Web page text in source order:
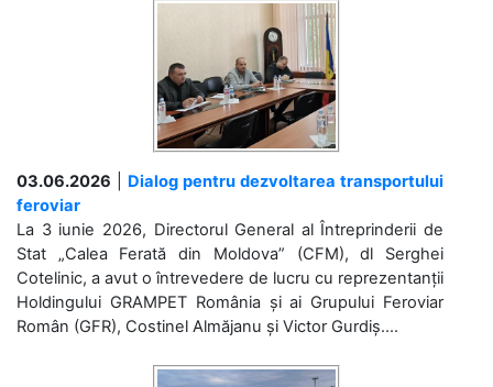
03.06.2026
Dialog pentru dezvoltarea transportului
feroviar
La 3 iunie 2026, Directorul General al Întreprinderii de
Stat „Calea Ferată din Moldova” (CFM), dl Serghei
Cotelinic, a avut o întrevedere de lucru cu reprezentanții
Holdingului GRAMPET România și ai Grupului Feroviar
Român (GFR), Costinel Almăjanu și Victor Gurdiș....